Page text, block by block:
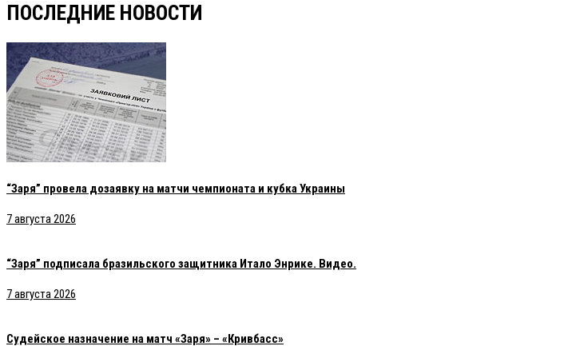
ПОСЛЕДНИЕ НОВОСТИ
“Заря” провела дозаявку на матчи чемпионата и кубка Украины
7 августа 2026
“Заря” подписала бразильского защитника Итало Энрике. Видео.
7 августа 2026
Судейское назначение на матч «Заря» – «Кривбасс»